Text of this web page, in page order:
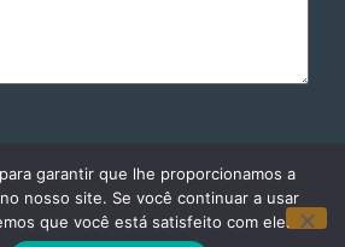
garantir que lhe proporcionamos a
nosso site. Se você continuar a usar
que você está satisfeito com ele.